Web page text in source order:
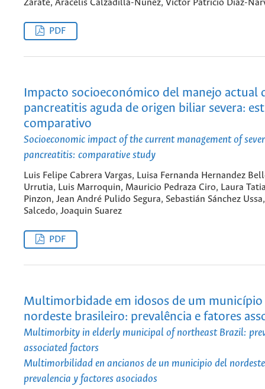
Zárate, Aracelis Calzadilla-Núñez, Víctor Patricio Díaz-
PDF
Impacto socioeconómico del manejo actual
pancreatitis aguda de origen biliar severa:
comparativo
Socioeconomic impact of the current management of
pancreatitis: comparative study
Luis Felipe Cabrera Vargas, Luisa Fernanda Hernandez
Urrutia, Luis Marroquin, Mauricio Pedraza Ciro, Laura
Pinzon, Jean André Pulido Segura, Sebastián Sánchez
Salcedo, Joaquin Suarez
PDF
Multimorbidade em idosos de um
nordeste brasileiro: prevalência e fatores
Multimorbity in elderly municipal of northeast Brazil:
associated factors
Multimorbilidad en ancianos de un municipio del
prevalencia y factores asociados